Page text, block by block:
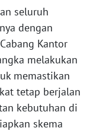
seluruh
dengan
Kantor
melakukan
memastikan
tetap berjalan
kebutuhan di
skema